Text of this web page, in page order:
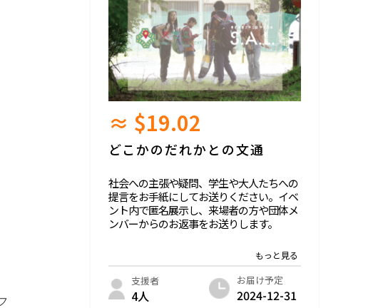
≈ $19.02
どこかのだれかとの文通
社会への主張や疑問、学生や大人たちへの
提言をお手紙にしてお送りください。イベ
ント内で匿名展示し、来場者の方や団体メ
ンバーからのお返事をお送りします。
言いたくても言えなかった。はなしてみた
かったけど機会がなかった。そんな社会に
対するのことばを、どこかのだれかと語っ
てみませんか？
支援者
4人
お届け予定
2024-12-31